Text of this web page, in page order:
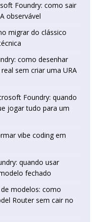
Foundry: como sair
observável
migrar do clássico
como desenhar
sem criar uma URA
Foundry: quando
jogar tudo para um
vibe coding em
quando usar
fechado
modelos: como
Router sem cair no